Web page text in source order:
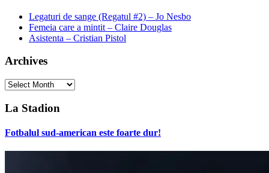
Legaturi de sange (Regatul #2) – Jo Nesbo
Femeia care a mintit – Claire Douglas
Asistenta – Cristian Pistol
Archives
Archives
La Stadion
Fotbalul sud-american este foarte dur!